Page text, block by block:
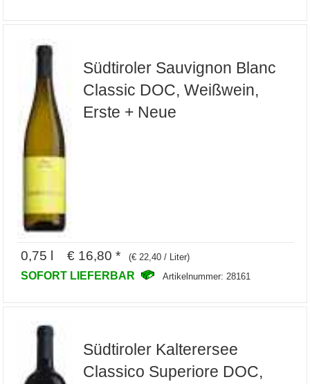
Südtiroler Sauvignon Blanc
Classic DOC, Weißwein,
Erste + Neue
0,75 l € 16,80 * (€ 22,40 / Liter)
SOFORT LIEFERBAR Artikelnummer: 28161
Südtiroler Kalterersee
Classico Superiore DOC,